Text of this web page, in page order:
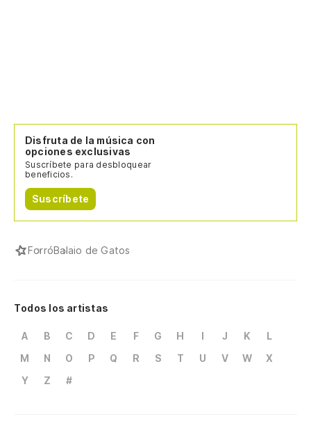
Disfruta de la música con
opciones exclusivas
Suscríbete para desbloquear
beneficios.
Suscríbete
ForróBalaio de Gatos
Todos los artistas
A B C D E F G H I J K
L
M
N O P Q R S T U V W
X
Y
Z #